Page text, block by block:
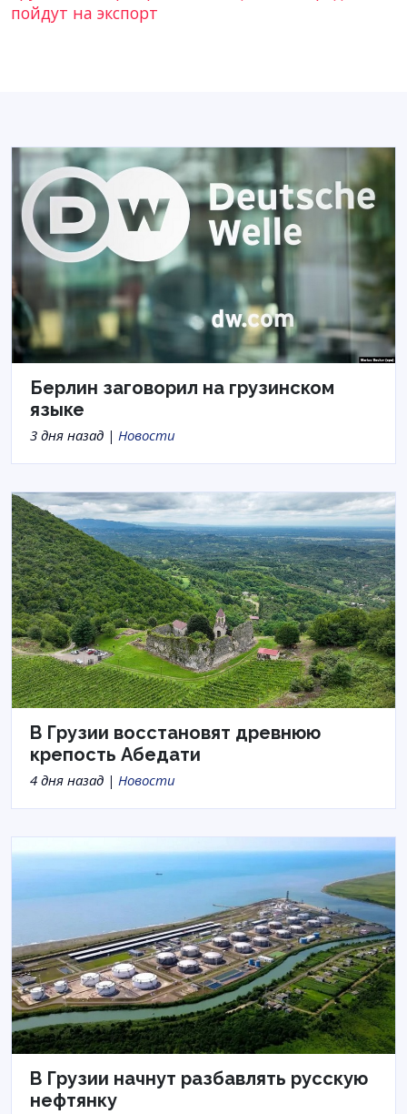
пойдут на экспорт
Берлин заговорил на грузинском
языке
3 дня назад | Новости
В Грузии восстановят древнюю
крепость Абедати
4 дня назад | Новости
В Грузии начнут разбавлять русскую
нефтянку